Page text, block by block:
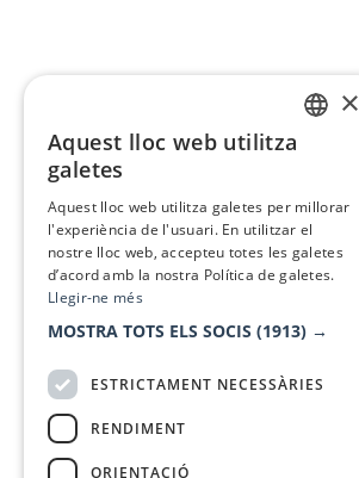
×
Aquest lloc web utilitza
galetes
Aquest lloc web utilitza galetes per millorar
l'experiència de l'usuari. En utilitzar el
nostre lloc web, accepteu totes les galetes
d’acord amb la nostra Política de galetes.
Llegir-ne més
MOSTRA TOTS ELS SOCIS (1913) →
ESTRICTAMENT NECESSÀRIES
RENDIMENT
ORIENTACIÓ